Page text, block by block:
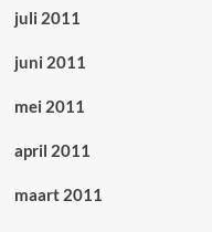
juli 2011
juni 2011
mei 2011
april 2011
maart 2011